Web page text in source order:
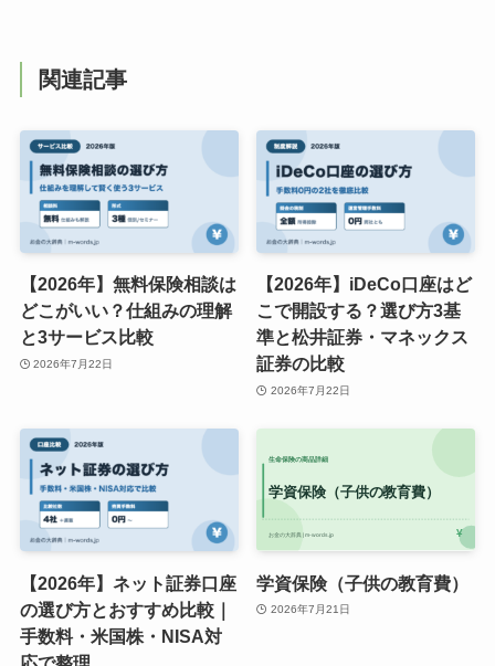
関連記事
【2026年】無料保険相談は
どこがいい？仕組みの理解
と3サービス比較
2026年7月22日
【2026年】iDeCo口座はど
こで開設する？選び方3基
準と松井証券・マネックス
証券の比較
2026年7月22日
【2026年】ネット証券口座
の選び方とおすすめ比較｜
手数料・米国株・NISA対
学資保険（子供の教育費）
2026年7月21日